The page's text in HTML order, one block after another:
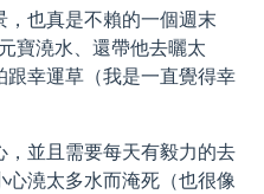
也真是不賴的一個週末
寶澆水、還帶他去曬太
幸運草（我是一直覺得幸
並且需要每天有毅力的去
澆太多水而淹死（也很像